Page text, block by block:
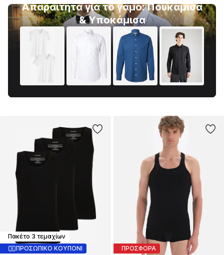
Απαραίτητα για το γάμο: Πουκάμισα
& Υποκάμισα
Πακέτο 3 τεμαχίων
ΠΡΟΣΩΠΙΚΟ ΚΟΥΠΟΝΙ
ΠΡΟΣΦΟΡΑ